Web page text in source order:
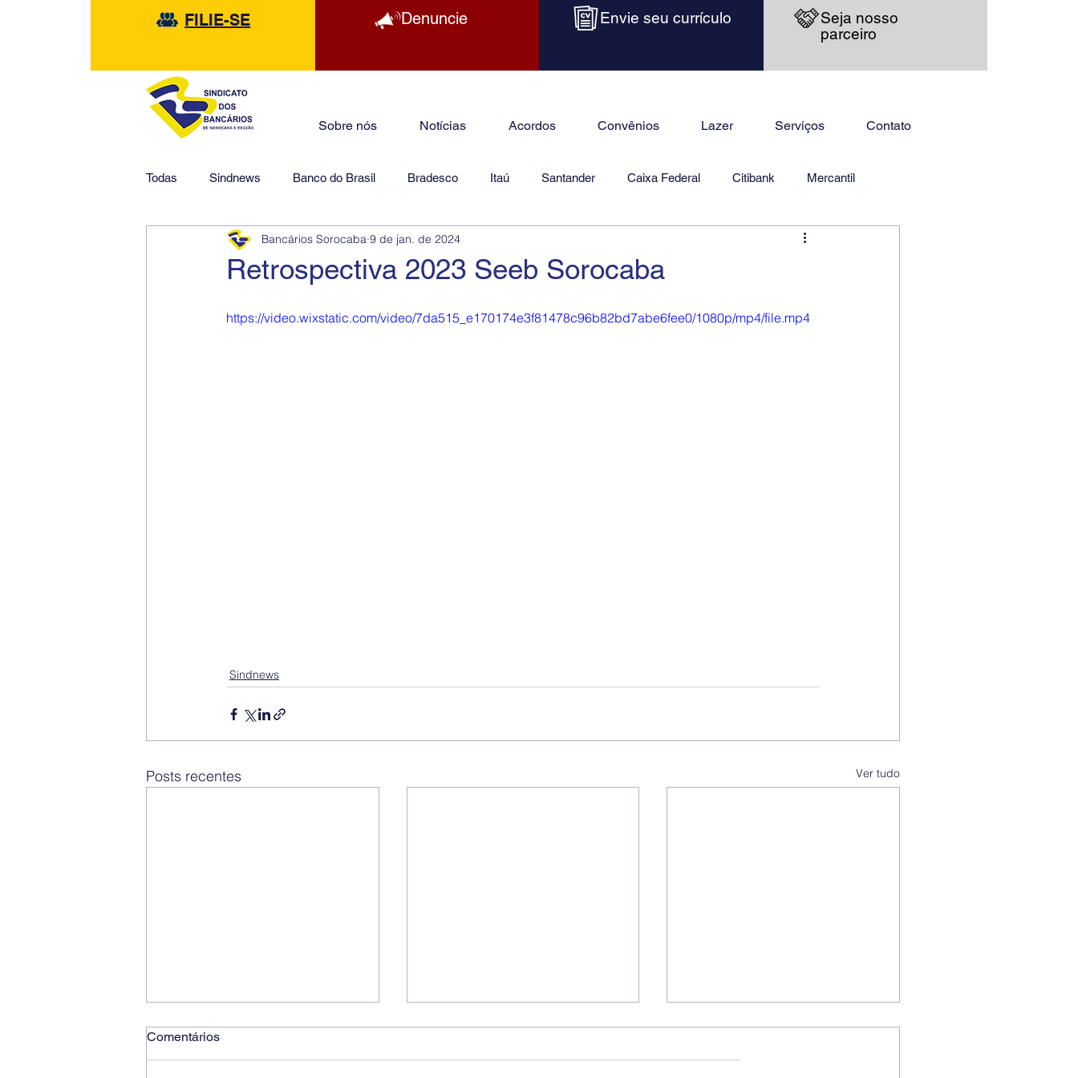
FILIE-SE Denuncie Envie seu currículo
Seja nosso
parceiro
Sobre nós Notícias Acordos Convênios Lazer Serviços Contato
Todas Sindnews Banco do Brasil Bradesco Itaú Santander Caixa Federal Citibank Mercantil
HSBC Financeiras Jurídico
Retrospectiva 2023 Seeb Sorocaba
Bancários Sorocaba 9 de jan. de 2024
https://video.wixstatic.com/video/7da515_e170174e3f81478c96b82bd7abe6fee0/1080p/mp4/file.mp4
Sindnews
Posts recentes Ver tudo
Comentários